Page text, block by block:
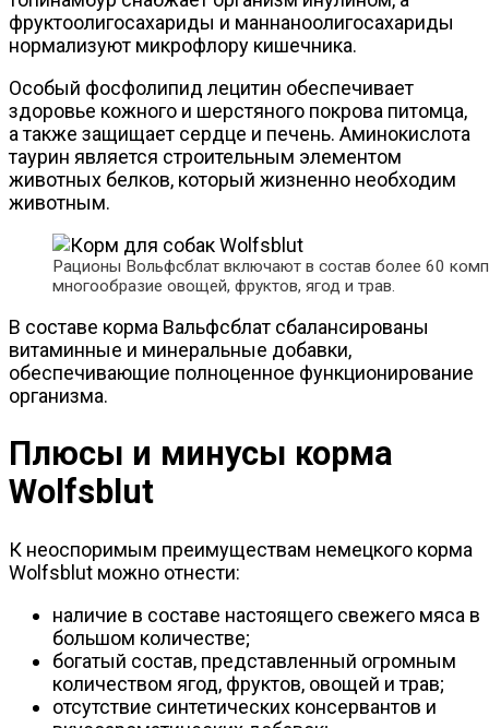
фруктоолигосахариды и маннаноолигосахариды
нормализуют микрофлору кишечника.
Особый фосфолипид лецитин обеспечивает
здоровье кожного и шерстяного покрова питомца,
а также защищает сердце и печень. Аминокислота
таурин является строительным элементом
животных белков, который жизненно необходим
животным.
Рационы Вольфсблат включают в состав более 60
многообразие овощей, фруктов, ягод и трав.
В составе корма Вальфсблат сбалансированы
витаминные и минеральные добавки,
обеспечивающие полноценное функционирование
организма.
Плюсы и минусы корма
Wolfsblut
К неоспоримым преимуществам немецкого корма
Wolfsblut можно отнести:
наличие в составе настоящего свежего мяса в
большом количестве;
богатый состав, представленный огромным
количеством ягод, фруктов, овощей и трав;
отсутствие синтетических консервантов и